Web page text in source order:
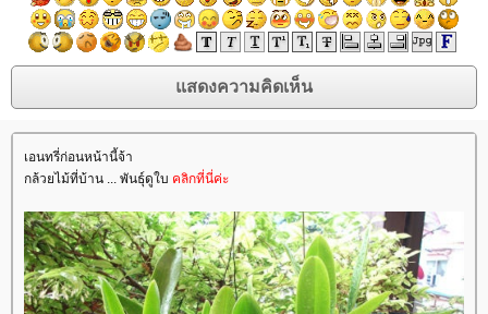
เอนทรี่ก่อนหน้านี้จ้า
กล้วยไม้ที่บ้าน ... พันธุ์ดูใบ คลิกที่นี่ค่ะ